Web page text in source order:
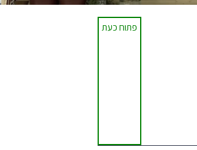
פתוח כעת